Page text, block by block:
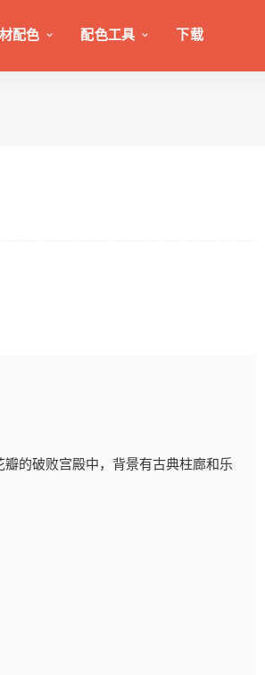
配色 配色工具 下载
的破败宫殿中，背景有古典柱廊和乐